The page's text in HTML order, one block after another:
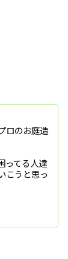
ロのお庭造
ってる人達
こうと思っ